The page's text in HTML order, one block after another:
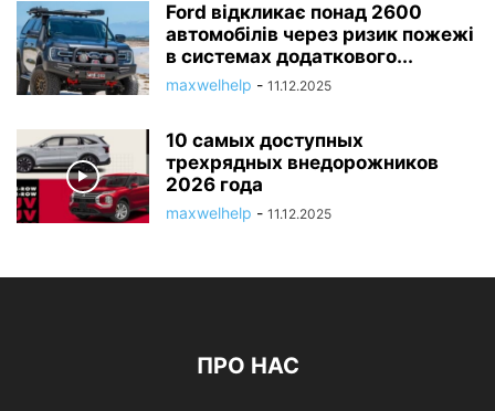
Ford відкликає понад 2600
автомобілів через ризик пожежі
в системах додаткового...
maxwelhelp - 11.12.2025
10 самых доступных
трехрядных внедорожников
2026 года
maxwelhelp - 11.12.2025
ПРО НАС